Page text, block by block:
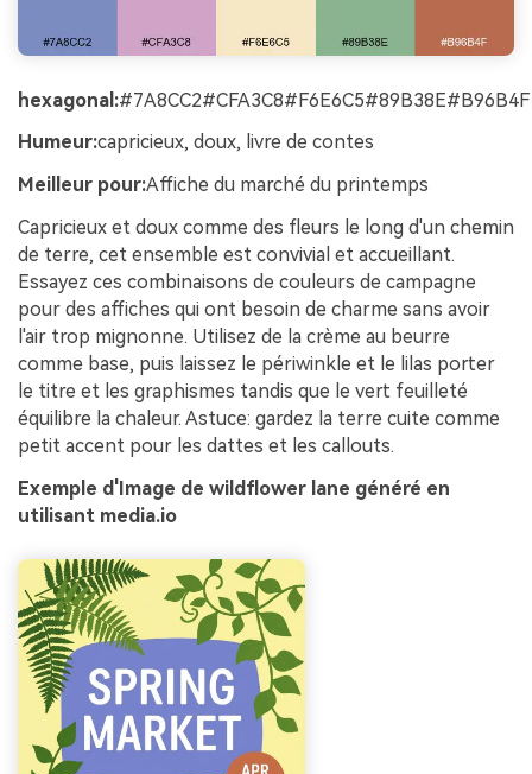
hexagonal:#7A8CC2#CFA3C8#F6E6C5#89B38E#B96B4F
Humeur:capricieux, doux, livre de contes
Meilleur pour:Affiche du marché du printemps
Capricieux et doux comme des fleurs le long d'un chemin
de terre, cet ensemble est convivial et accueillant.
Essayez ces combinaisons de couleurs de campagne
pour des affiches qui ont besoin de charme sans avoir
l'air trop mignonne. Utilisez de la crème au beurre
comme base, puis laissez le périwinkle et le lilas porter
le titre et les graphismes tandis que le vert feuilleté
équilibre la chaleur. Astuce: gardez la terre cuite comme
petit accent pour les dattes et les callouts.
Exemple d'Image de wildflower lane généré en
utilisant media.io